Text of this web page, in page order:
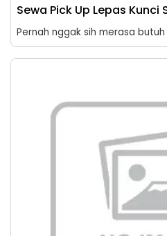
Sewa Pick Up Lepas Kunci
Pernah nggak sih merasa butuh